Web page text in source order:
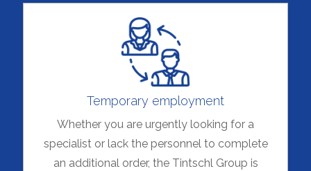
Temporary employment
Whether you are urgently looking for a
specialist or lack the personnel to complete
an additional order, the Tintschl Group is